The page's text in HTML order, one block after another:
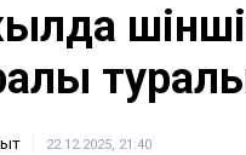
22.12.2025, 21:40